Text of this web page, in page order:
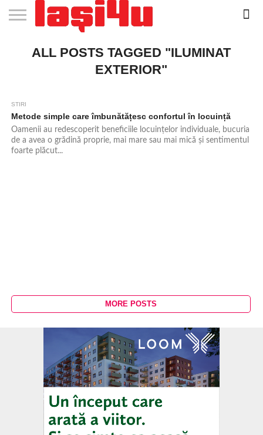
STIRI
APARTAMENTE
NOI IASI
STIRI
IASI
JOBS
FILME
LA
CLUBURI /
DISCOTECI
BARURI /
CAFENELE
SALI DE
FORTA
SALOANE DE
INFRUMUSETARE
AGENTII
DE
RESTAURANTE
IN IASI
PIZZA
PISCINA
IN IASI
FLORARII
RADIO
LIVE
SPALATORII
AUTO
TRACTARI
AUTO
TAXI
CINEMA
TEATRU
HOTELURI
TEREN
SPORTIV
TEREN
TENIS
FARMACII
NON
COFFEE-
TO-GO
FIRME DE
PUBLICITATE
RENT
ALL POSTS TAGGED "ILUMINAT
EXTERIOR"
STIRI
Metode simple care îmbunătățesc confortul în locuință
Oamenii au redescoperit beneficiile locuințelor individuale, bucuria
de a avea o grădină proprie, mai mare sau mai mică și sentimentul
foarte plăcut...
MORE POSTS